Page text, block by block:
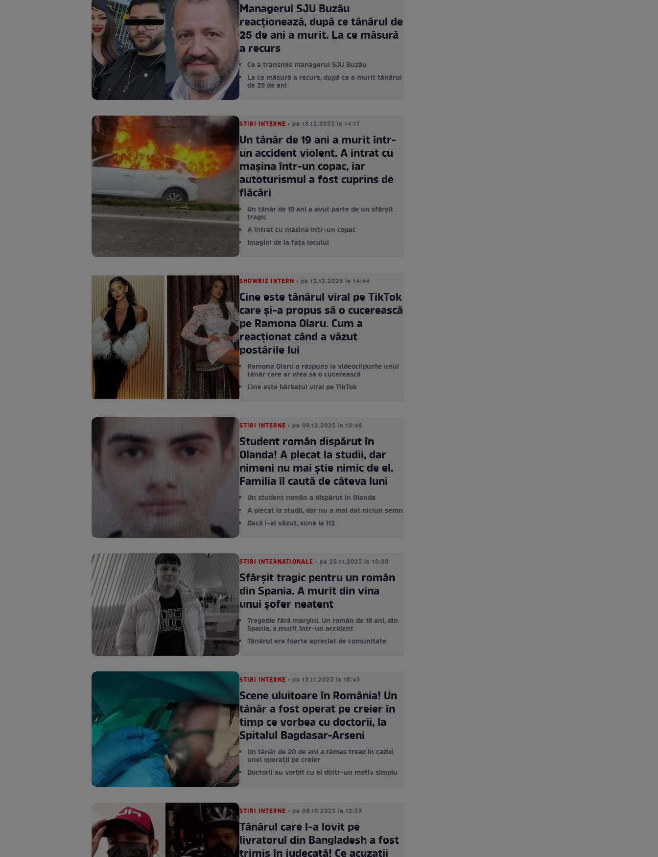
Managerul SJU Buzău
reacționează, după ce tânărul de
25 de ani a murit. La ce măsură
a recurs
Ce a transmis managerul SJU Buzău
La ce măsură a recurs, după ce a murit tânărul
de 25 de ani
STIRI INTERNE • pe 13.12.2025 la 14:17
Un tânăr de 19 ani a murit într-
un accident violent. A intrat cu
mașina într-un copac, iar
autoturismul a fost cuprins de
flăcări
Un tânăr de 19 ani a avut parte de un sfârșit
tragic
A intrat cu mașina într-un copac
Imagini de la fața locului
SHOWBIZ INTERN • pe 12.12.2025 la 14:44
Cine este tânărul viral pe TikTok
care și-a propus să o cucerească
pe Ramona Olaru. Cum a
reacționat când a văzut
postările lui
Ramona Olaru a răspuns la videoclipurile unui
tânăr care ar vrea să o cucerească
Cine este bărbatul viral pe TikTok
STIRI INTERNE • pe 09.12.2025 la 13:46
Student român dispărut în
Olanda! A plecat la studii, dar
nimeni nu mai știe nimic de el.
Familia îl caută de câteva luni
Un student român a dispărut în Olanda
A plecat la studii, dar nu a mai dat niciun semn
Dacă l-ai văzut, sună la 112
STIRI INTERNATIONALE • pe 25.11.2025 la 10:30
Sfârșit tragic pentru un român
din Spania. A murit din vina
unui șofer neatent
Tragedie fără margini. Un român de 18 ani, din
Spania, a murit într-un accident
Tânărul era foarte apreciat de comunitate
STIRI INTERNE • pe 13.11.2025 la 16:43
Scene uluitoare în România! Un
tânăr a fost operat pe creier în
timp ce vorbea cu doctorii, la
Spitalul Bagdasar-Arseni
Un tânăr de 20 de ani a rămas treaz în cazul
unei operații pe creier
Doctorii au vorbit cu el dintr-un motiv simplu
STIRI INTERNE • pe 08.10.2025 la 12:53
Tânărul care l-a lovit pe
livratorul din Bangladesh a fost